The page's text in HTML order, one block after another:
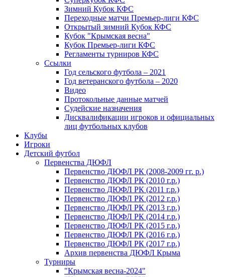
Зимний Кубок КФС
Переходные матчи Премьер-лиги КФС
Открытый зимний Кубок КФС
Кубок "Крымская весна"
Кубок Премьер-лиги КФС
Регламенты турниров КФС
Ссылки
Год сельского футбола – 2021
Год ветеранского футбола – 2020
Видео
Протокольные данные матчей
Судейские назначения
Дисквалификации игроков и официальных
лиц футбольных клубов
Клубы
Игроки
Детский футбол
Первенства ДЮФЛ
Первенство ДЮФЛ РК (2008-2009 гг. р.)
Первенство ДЮФЛ РК (2010 г.р.)
Первенство ДЮФЛ РК (2011 г.р.)
Первенство ДЮФЛ РК (2012 г.р.)
Первенство ДЮФЛ РК (2013 г.р.)
Первенство ДЮФЛ РК (2014 г.р.)
Первенство ДЮФЛ РК (2015 г.р.)
Первенство ДЮФЛ РК (2016 г.р.)
Первенство ДЮФЛ РК (2017 г.р.)
Архив первенства ДЮФЛ Крыма
Турниры
"Крымская весна-2024"